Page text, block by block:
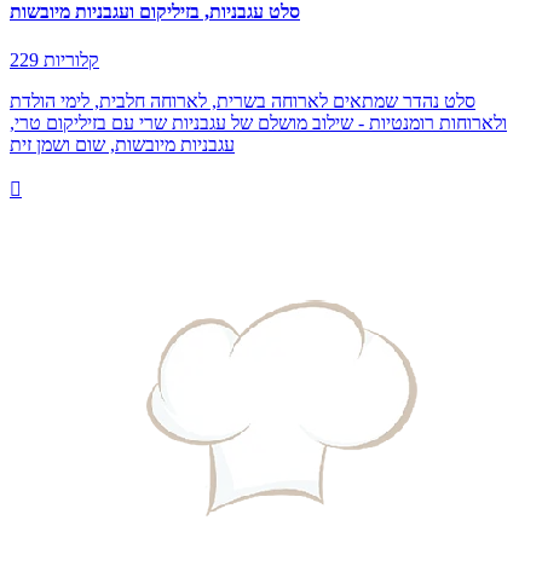
סלט עגבניות, בזיליקום ועגבניות מיובשות
229 קלוריות
סלט נהדר שמתאים לארוחה בשרית, לארוחה חלבית, לימי הולדת
ולארוחות רומנטיות - שילוב מושלם של עגבניות שרי עם בזיליקום טרי,
עגבניות מיובשות, שום ושמן זית
